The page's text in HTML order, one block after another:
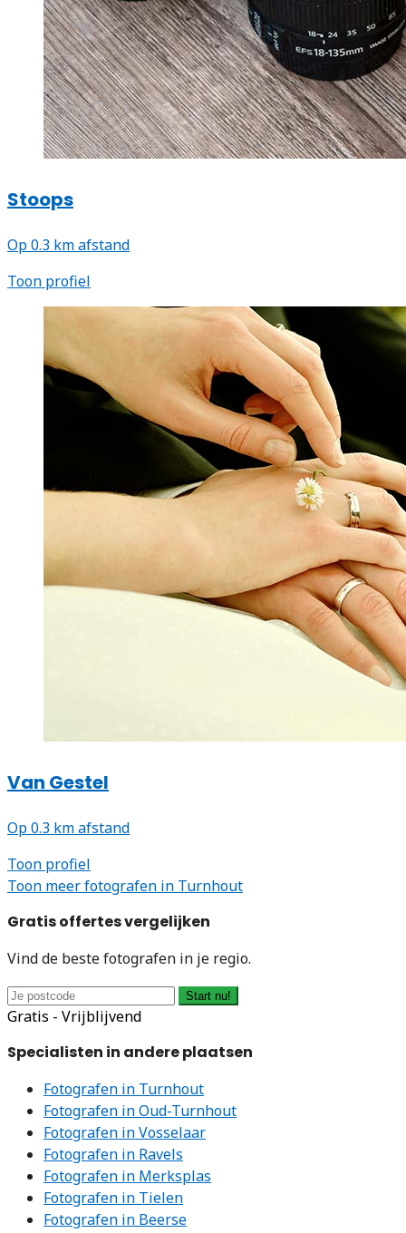
Stoops
Op 0.3 km afstand
Toon profiel
Van Gestel
Op 0.3 km afstand
Toon profiel
Toon meer fotografen in Turnhout
Gratis offertes vergelijken
Vind de beste fotografen in je regio.
Start nu!
Gratis - Vrijblijvend
Specialisten in andere plaatsen
Fotografen in Turnhout
Fotografen in Oud-Turnhout
Fotografen in Vosselaar
Fotografen in Ravels
Fotografen in Merksplas
Fotografen in Tielen
Fotografen in Beerse